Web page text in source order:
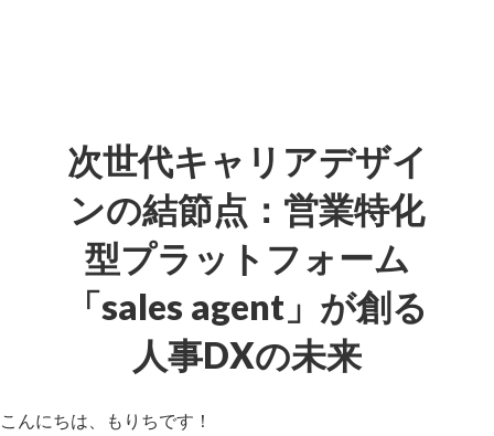
次世代キャリアデザイ
ンの結節点：営業特化
型プラットフォーム
「sales agent」が創る
人事DXの未来
こんにちは、もりちです！